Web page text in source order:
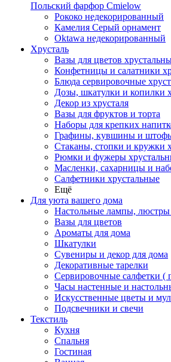
Польский фарфор Сmielow
Рококо недекорированный
Камелия Серый орнамент
Oktawa недекорированный
Хрусталь
Вазы для цветов
Конфетницы и салатники
Блюда сервировочные
Дозы, шкатулки и копилки
Декор из хрусталя
Вазы для фруктов и торта
Наборы для крепких
Графины, кувшины и
Стаканы, стопки и кружки
Рюмки и фужеры
Масленки, сахарницы и
Салфетники хрустальные
Ещё
Для уюта вашего дома
Настольные лампы,
Вазы для цветов
Ароматы для дома
Шкатулки
Сувениры и декор для дома
Декоративные тарелки
Сервировочные салфетки (
Часы настенные и
Искусственные цветы и
Подсвечники и свечи
Текстиль
Кухня
Спальня
Гостиная